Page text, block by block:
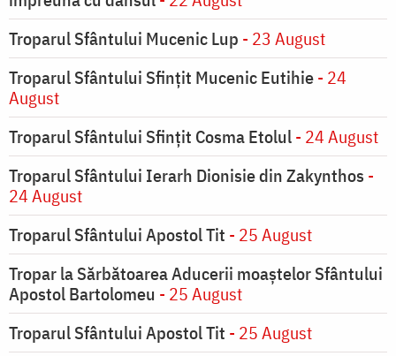
Troparul Sfântului Mucenic Lup - 23 August
Troparul Sfântului Sfinţit Mucenic Eutihie- 24
August
Troparul Sfântului Sfinţit Cosma Etolul- 24 August
Troparul Sfântului Ierarh Dionisie din Zakynthos -
24 August
Troparul Sfântului Apostol Tit - 25 August
Tropar la Sărbătoarea Aducerii moaştelor Sfântului
Apostol Bartolomeu - 25 August
Troparul Sfântului Apostol Tit - 25 August